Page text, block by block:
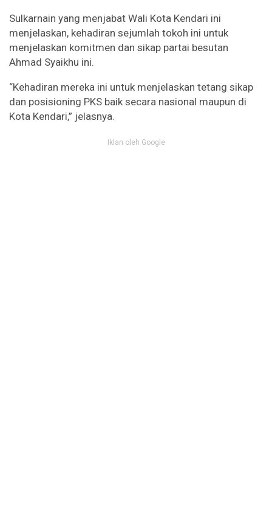
Sulkarnain yang menjabat Wali Kota Kendari ini
menjelaskan, kehadiran sejumlah tokoh ini untuk
menjelaskan komitmen dan sikap partai besutan
Ahmad Syaikhu ini.
“Kehadiran mereka ini untuk menjelaskan tetang sikap
dan posisioning PKS baik secara nasional maupun di
Kota Kendari,” jelasnya.
Iklan oleh Google